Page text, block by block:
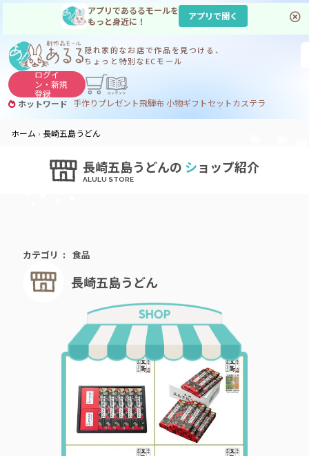
アプリであるるモールを
もっと身近に！
アプリで開く
隠れ家的なお店で作品を見つける、
ちょっと特別なECモール
ログイ
ン・新規
登録
ホットワード 手作りプレゼント飛騨布 小物ギフトセットカステラ
サヌカイト コーヒー
ジンギスカン
ホーム
長崎五島うどん
長崎五島うどんの ショップ紹介
カテゴリ 食品
長崎五島うどん